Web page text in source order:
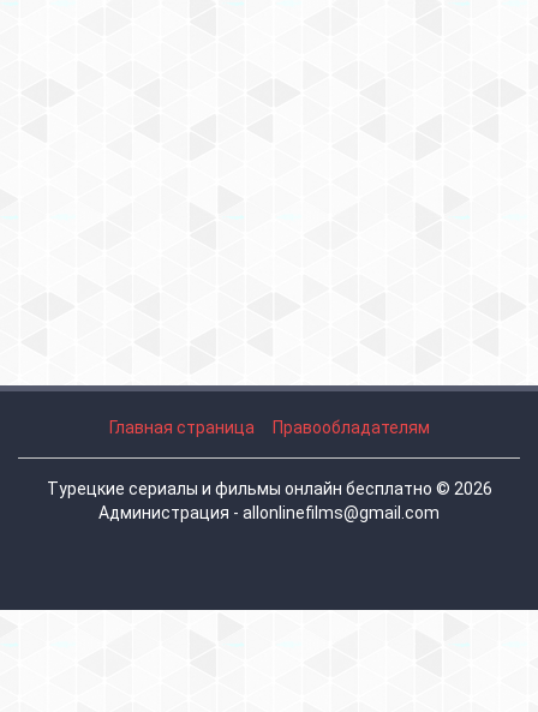
Главная страница Правообладателям
Турецкие сериалы и фильмы онлайн бесплатно © 2026
Администрация - allonlinefilms@gmail.com